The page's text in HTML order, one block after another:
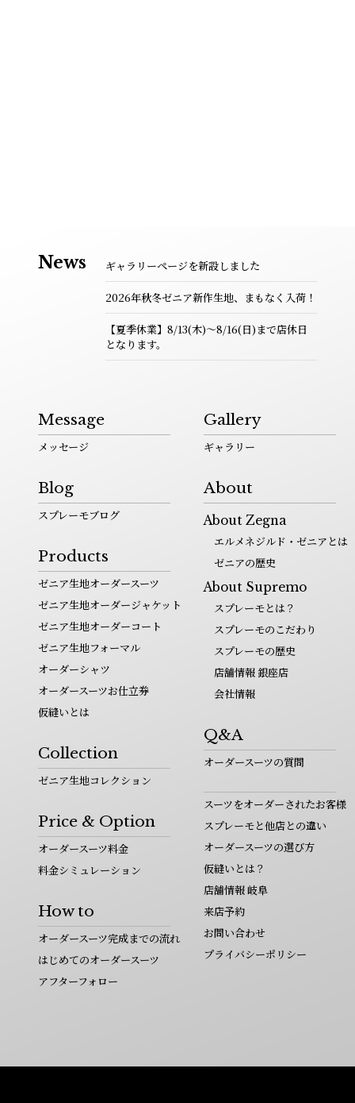
News ギャラリーページを新設しました
2026年秋冬ゼニア新作生地、まもなく入荷！
【夏季休業】8/13(木)～8/16(日)まで店休日
となります。
Message
メッセージ
Blog
スプレーモブログ
Products
ゼニア生地オーダースーツ
ゼニア生地オーダージャケット
ゼニア生地オーダーコート
ゼニア生地フォーマル
オーダーシャツ
オーダースーツお仕立券
仮縫いとは
Collection
ゼニア生地コレクション
Price & Option
オーダースーツ料金
料金シミュレーション
How to
オーダースーツ完成までの流れ
はじめてのオーダースーツ
アフターフォロー
Gallery
ギャラリー
About
About Zegna
エルメネジルド・ゼニアとは
ゼニアの歴史
About Supremo
スプレーモとは？
スプレーモのこだわり
スプレーモの歴史
店舗情報 銀座店
会社情報
Q&A
オーダースーツの質問
スーツをオーダーされたお客様
スプレーモと他店との違い
オーダースーツの選び方
仮縫いとは？
店舗情報 岐阜
来店予約
お問い合わせ
プライバシーポリシー